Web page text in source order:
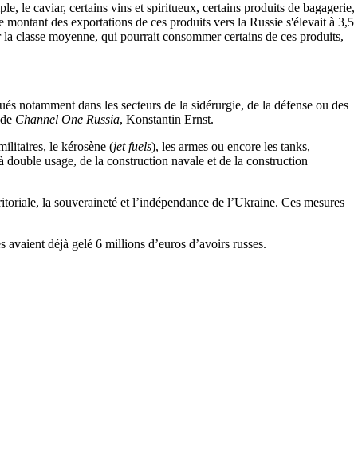
le caviar, certains vins et spiritueux, certains produits de bagagerie,
des exportations de ces produits vers la Russie s'élevait à 3,5
classe moyenne, qui pourrait consommer certains de ces produits,
notamment dans les secteurs de la sidérurgie, de la défense ou des
Channel One Russia, Konstantin Ernst.
le kérosène (jet fuels), les armes ou encore les tanks,
usage, de la construction navale et de la construction
la souveraineté et l’indépendance de l’Ukraine. Ces mesures
déjà gelé 6 millions d’euros d’avoirs russes.